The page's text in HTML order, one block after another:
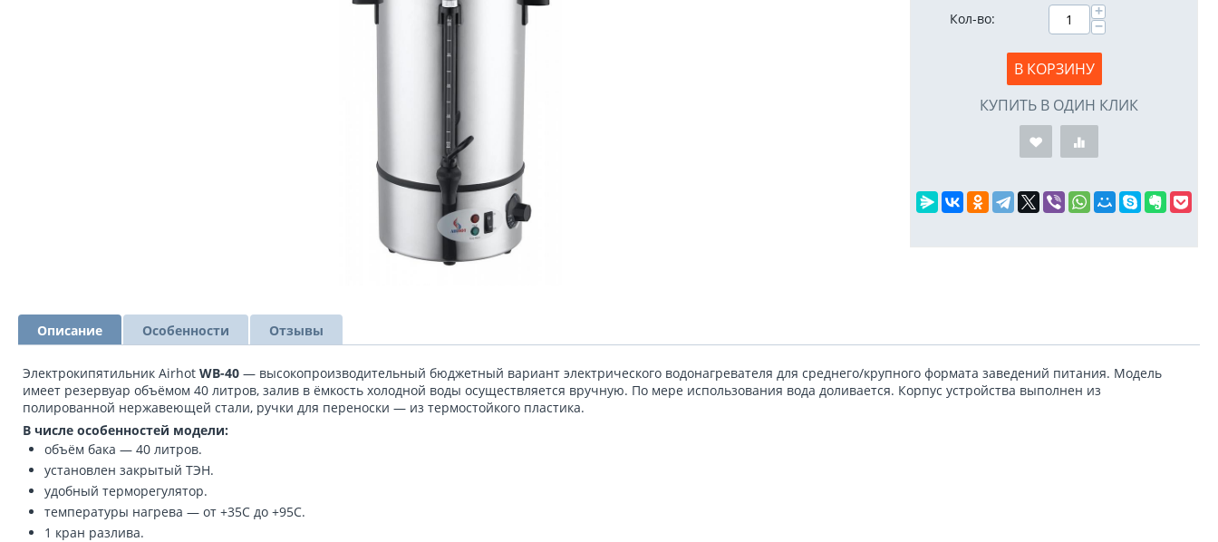
Кол-во:
+
−
В КОРЗИНУ
КУПИТЬ В ОДИН КЛИК
Описание Особенности Отзывы
Электрокипятильник Airhot WB-40 — высокопроизводительный бюджетный вариант электрического водонагревателя для среднего/крупного формата заведений питания. Модель
имеет резервуар объёмом 40 литров, залив в ёмкость холодной воды осуществляется вручную. По мере использования вода доливается. Корпус устройства выполнен из
полированной нержавеющей стали, ручки для переноски — из термостойкого пластика.
В числе особенностей модели:
объём бака — 40 литров.
установлен закрытый ТЭН.
удобный терморегулятор.
температуры нагрева — от +35С до +95С.
1 кран разлива.